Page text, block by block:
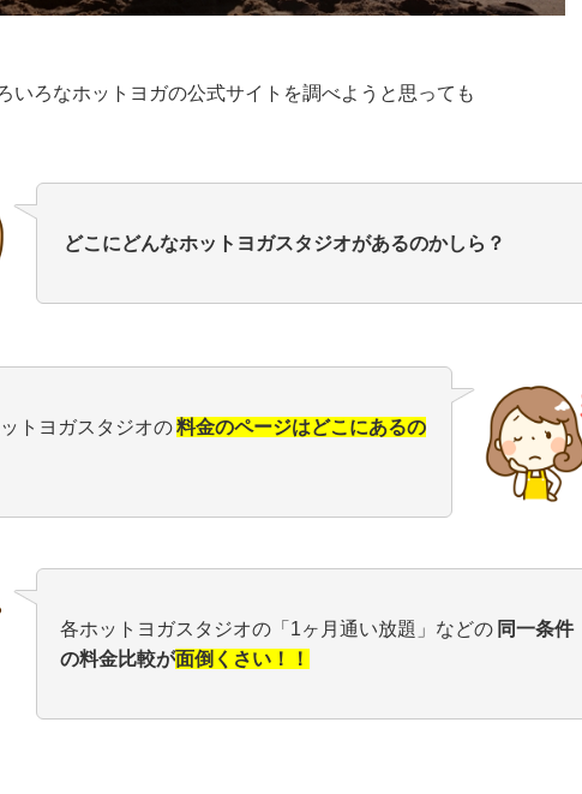
いろなホットヨガの公式サイトを調べようと思っても
どこにどんなホットヨガスタジオがあるのかしら？
トヨガスタジオの料金のページはどこにあるの
各ホットヨガスタジオの「1ヶ月通い放題」などの 同一条件
の料金比較が面倒くさい！！